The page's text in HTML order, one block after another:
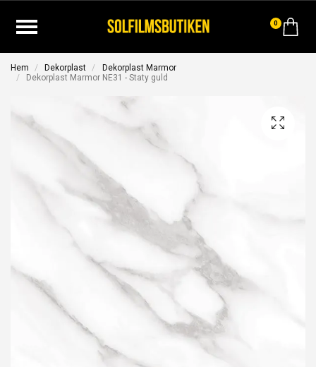
0
Hem Dekorplast
Dekorplast Marmor
Dekorplast Marmor NE31 - Staty guld